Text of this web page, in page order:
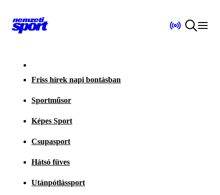
Friss hírek napi bontásban
Sportműsor
Képes Sport
Csupasport
Hátsó füves
Utánpótlássport